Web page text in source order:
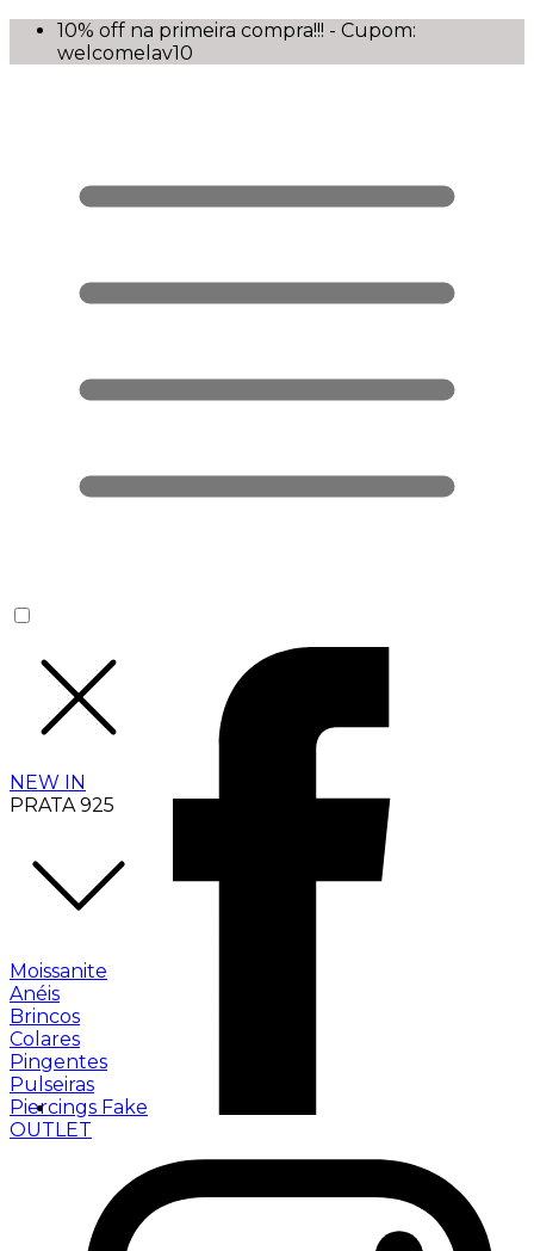
10% off na primeira compra!!! - Cupom:
welcomelav10
NEW IN
PRATA 925
Moissanite
Anéis
Brincos
Colares
Pingentes
Pulseiras
Piercings Fake
OUTLET